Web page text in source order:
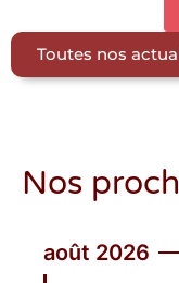
Toutes nos
Nos
août 2026